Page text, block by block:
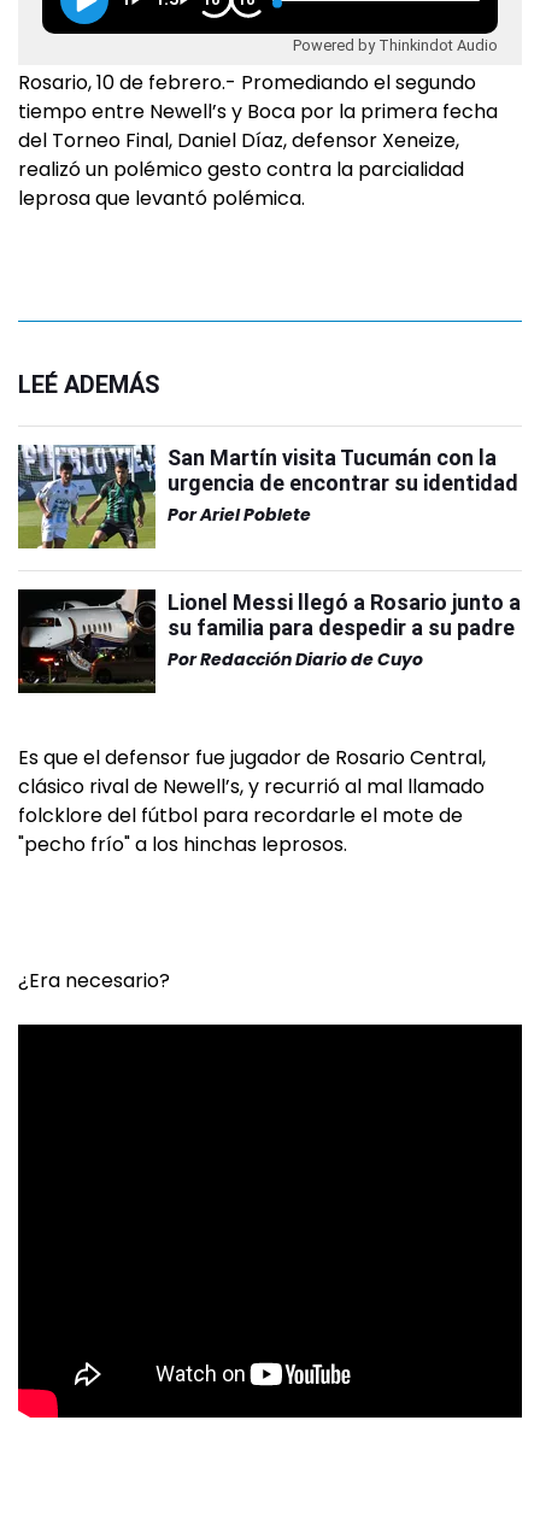
Powered by Thinkindot Audio
Rosario, 10 de febrero.- Promediando el segundo
tiempo entre Newell’s y Boca por la primera fecha
del Torneo Final, Daniel Díaz, defensor Xeneize,
realizó un polémico gesto contra la parcialidad
leprosa que levantó polémica.
LEÉ ADEMÁS
San Martín visita Tucumán con la
urgencia de encontrar su identidad
PorAriel Poblete
Lionel Messi llegó a Rosario junto a
su familia para despedir a su padre
PorRedacción Diario de Cuyo
Es que el defensor fue jugador de Rosario Central,
clásico rival de Newell’s, y recurrió al mal llamado
folcklore del fútbol para recordarle el mote de
"pecho frío" a los hinchas leprosos.
¿Era necesario?